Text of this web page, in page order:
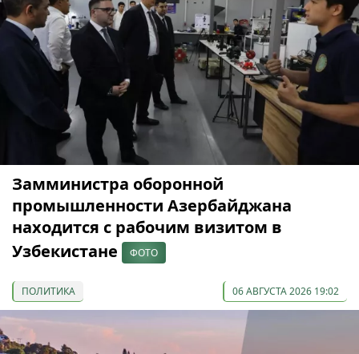
Замминистра оборонной
промышленности Азербайджана
находится с рабочим визитом в
Узбекистане
ФОТО
ПОЛИТИКА 06 АВГУСТА 2026 19:02